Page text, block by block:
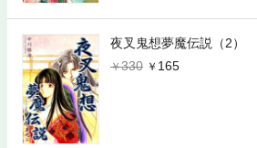
夜叉鬼想夢魔伝説（2）
330
165